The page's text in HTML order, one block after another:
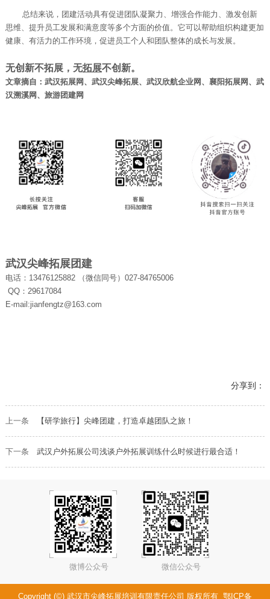
总结来说，团建活动具有促进团队凝聚力、增强合作能力、激发创新
思维、提升员工发展和满意度等多个方面的价值。它可以帮助组织构建更加
健康、有活力的工作环境，促进员工个人和团队整体的成长与发展。
无创新不拓展，无拓展不创新。
文章摘自： 武汉拓展网 、 武汉尖峰拓展、 武汉欣航企业网 、 襄阳拓展网、武
汉溯溪网、旅游团建网
武汉尖峰拓展团建
电话：13476125882 （微信同号） 027-84765006
QQ：29617084
E-mail:jianfengtz@163.com
分享到：
上一条 【研学旅行】尖峰团建，打造卓越团队之旅！
下一条 武汉户外拓展公司浅谈户外拓展训练什么时候进行最合适！
微博公众号 微信公众号
Copyright (©) 武汉市尖峰拓展培训有限责任公司 版权所有 鄂ICP备